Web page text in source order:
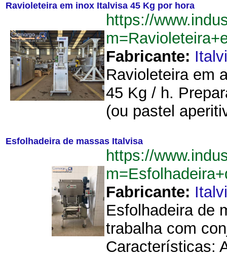
Ravioleteira em inox Italvisa 45 Kg por hora
https://
Fabricante:
Ravioleteira em
45 Kg / h.
(ou pastel
Esfolhadeira de massas Italvisa
https://
Fabricante:
Esfolhadeira de
trabalha com
Características: